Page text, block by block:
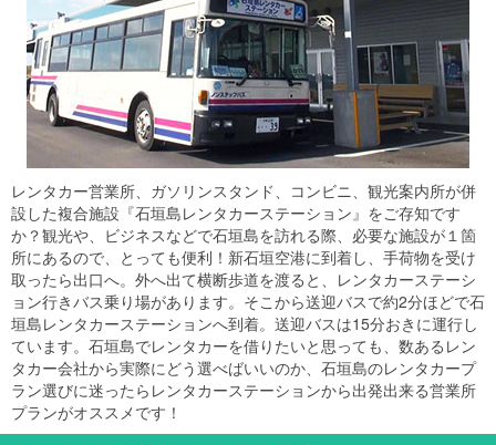
レンタカー営業所、ガソリンスタンド、コンビニ、観光案内所が併
設した複合施設『石垣島レンタカーステーション』をご存知です
か？観光や、ビジネスなどで石垣島を訪れる際、必要な施設が１箇
所にあるので、とっても便利！新石垣空港に到着し、手荷物を受け
取ったら出口へ。外へ出て横断歩道を渡ると、レンタカーステーシ
ョン行きバス乗り場があります。そこから送迎バスで約2分ほどで石
垣島レンタカーステーションへ到着。送迎バスは15分おきに運行し
ています。石垣島でレンタカーを借りたいと思っても、数あるレン
タカー会社から実際にどう選べばいいのか、石垣島のレンタカープ
ラン選びに迷ったらレンタカーステーションから出発出来る営業所
プランがオススメです！